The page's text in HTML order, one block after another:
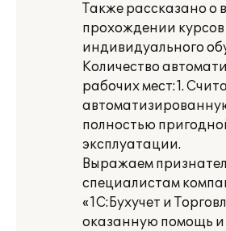
Также рассказано о
прохождении
индивидуального
Количество
рабочих мест:1.
полностью
эксплуатации.
Выражаем
специалистам
«1С:Бухучет и
оказанную помощь